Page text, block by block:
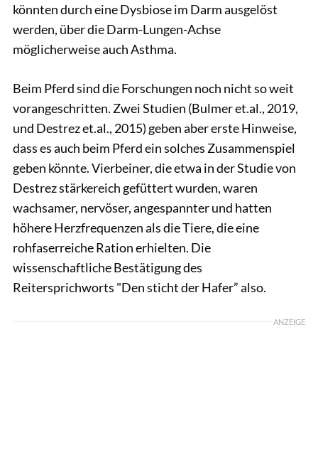
könnten durch eine Dysbiose im Darm ausgelöst
werden, über die Darm-Lungen-Achse
möglicherweise auch Asthma.
Beim Pferd sind die Forschungen noch nicht so weit
vorangeschritten. Zwei Studien (Bulmer et.al., 2019,
und Destrez et.al., 2015) geben aber erste Hinweise,
dass es auch beim Pferd ein solches Zusammenspiel
geben könnte. Vierbeiner, die etwa in der Studie von
Destrez stärkereich gefüttert wurden, waren
wachsamer, nervöser, angespannter und hatten
höhere Herzfrequenzen als die Tiere, die eine
rohfaserreiche Ration erhielten. Die
wissenschaftliche Bestätigung des
Reitersprichworts "Den sticht der Hafer” also.
ANZEIGE